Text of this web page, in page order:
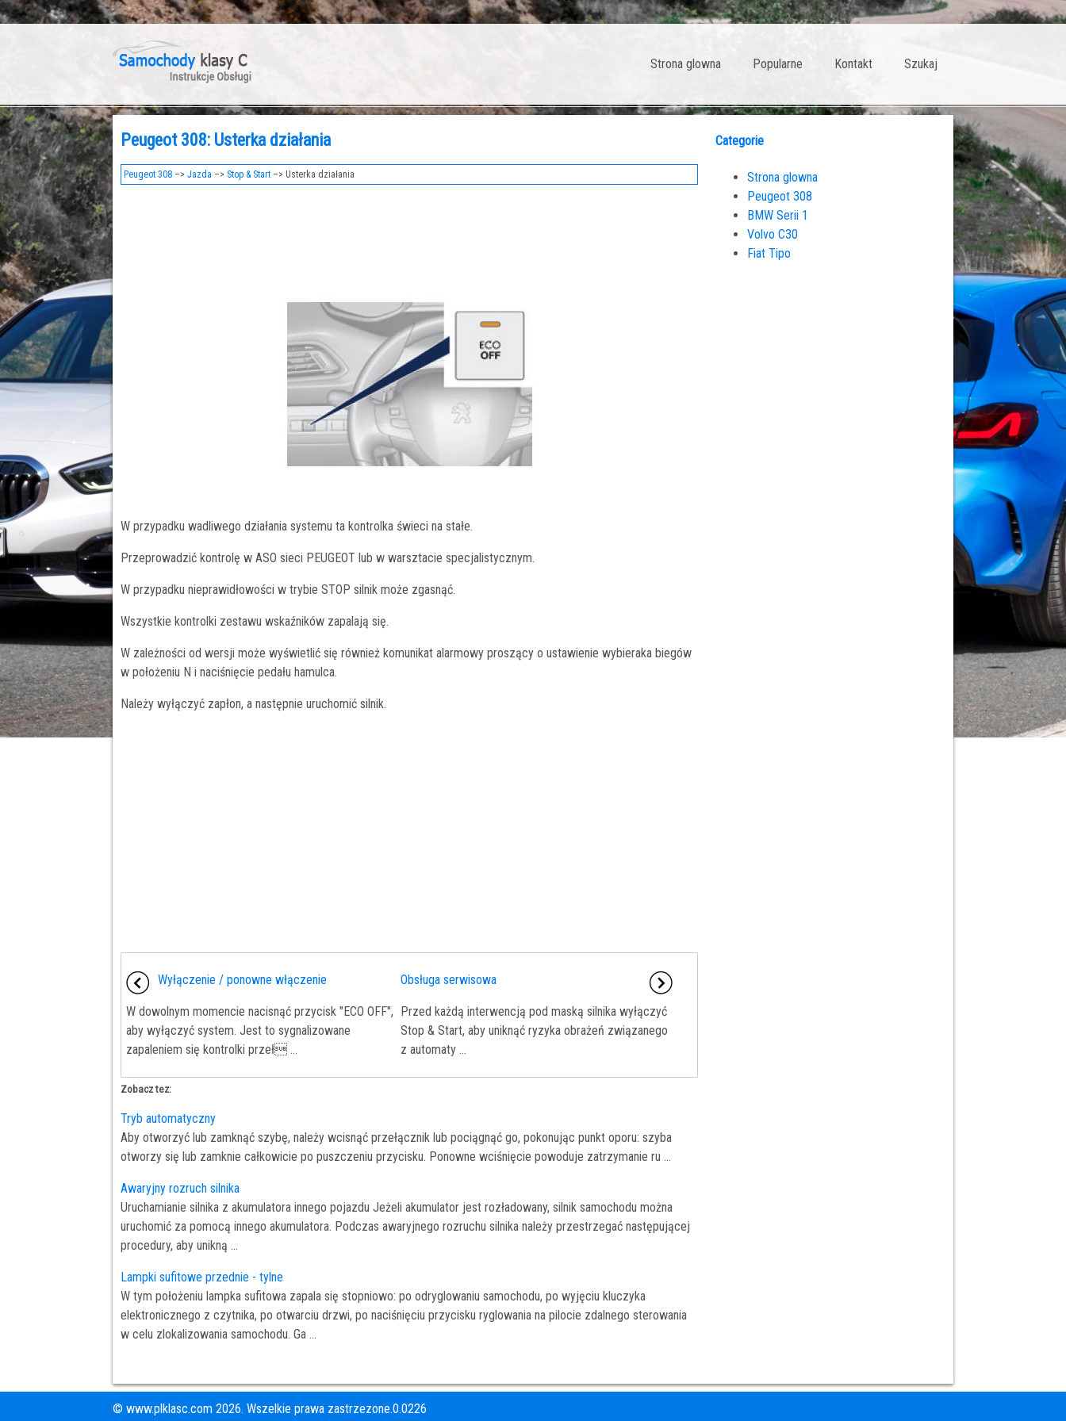
Strona glowna Popularne Kontakt Szukaj
Peugeot 308: Usterka działania
Peugeot 308 –> Jazda –> Stop & Start –> Usterka działania
W przypadku wadliwego działania systemu ta kontrolka świeci na stałe.
Przeprowadzić kontrolę w ASO sieci PEUGEOT lub w warsztacie specjalistycznym.
W przypadku nieprawidłowości w trybie STOP silnik może zgasnąć.
Wszystkie kontrolki zestawu wskaźników zapalają się.
W zależności od wersji może wyświetlić się również komunikat alarmowy proszący o ustawienie wybieraka biegów
w położeniu N i naciśnięcie pedału hamulca.
Należy wyłączyć zapłon, a następnie uruchomić silnik.
Wyłączenie / ponowne włączenie
W dowolnym momencie nacisnąć przycisk "ECO OFF",
aby wyłączyć system. Jest to sygnalizowane
zapaleniem się kontrolki przeł ...
Obsługa serwisowa
Przed każdą interwencją pod maską silnika wyłączyć
Stop & Start, aby uniknąć ryzyka obrażeń związanego
z automaty ...
Zobacz tez:
Tryb automatyczny
Aby otworzyć lub zamknąć szybę, należy wcisnąć przełącznik lub pociągnąć go, pokonując punkt oporu: szyba
otworzy się lub zamknie całkowicie po puszczeniu przycisku. Ponowne wciśnięcie powoduje zatrzymanie ru ...
Awaryjny rozruch silnika
Uruchamianie silnika z akumulatora innego pojazdu Jeżeli akumulator jest rozładowany, silnik samochodu można
uruchomić za pomocą innego akumulatora. Podczas awaryjnego rozruchu silnika należy przestrzegać następującej
procedury, aby unikną ...
Lampki sufitowe przednie - tylne
W tym położeniu lampka sufitowa zapala się stopniowo: po odryglowaniu samochodu, po wyjęciu kluczyka
elektronicznego z czytnika, po otwarciu drzwi, po naciśnięciu przycisku ryglowania na pilocie zdalnego sterowania
w celu zlokalizowania samochodu. Ga ...
Categorie
Strona glowna
Peugeot 308
BMW Serii 1
Volvo C30
Fiat Tipo
© www.plklasc.com 2026. Wszelkie prawa zastrzezone.0.0226